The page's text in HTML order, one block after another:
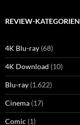
REVIEW-KATEGORIEN
4K Blu-ray (68)
4K Download (10)
Blu-ray (1.622)
Cinema (17)
Comic (1)